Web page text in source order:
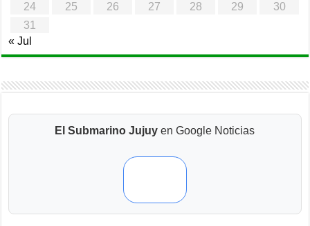
24
25 26 27 28 29
30
31
« Jul
El Submarino Jujuy en Google Noticias